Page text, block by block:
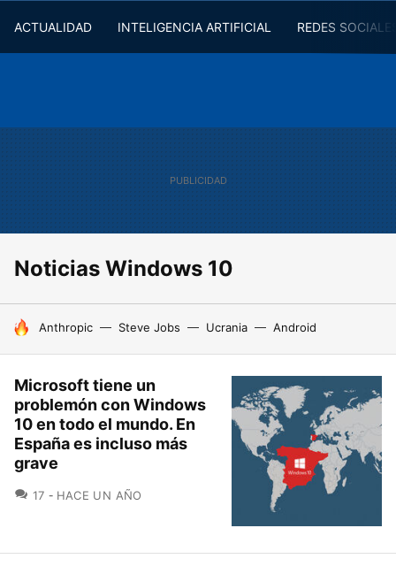
ACTUALIDAD INTELIGENCIA ARTIFICIAL REDES
Noticias Windows 10
HOY SE HABLA DE
Anthropic Steve Jobs Ucrania Android
Microsoft tiene un
problemón con Windows
10 en todo el mundo. En
España es incluso más
grave
17 COMENTARIOS
HACE UN AÑO